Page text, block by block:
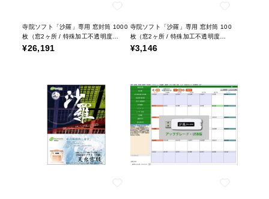
寺院ソフト「沙羅」専用 窓封筒 1000
枚（窓2ヶ所 / 特殊加工不透明度
99％）（02570-01）h4
¥26,191
寺院ソフト「沙羅」専用 窓封筒 100
枚（窓2ヶ所 / 特殊加工不透明度
99％）（02570-02）h4
¥3,146